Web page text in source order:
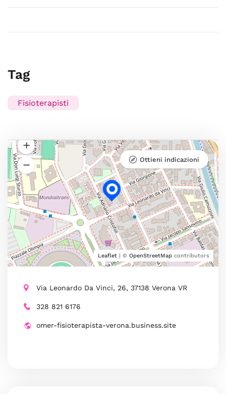
Tag
Fisioterapisti
Leaflet | © OpenStreetMap contributors
Ottieni indicazioni
Via Leonardo Da Vinci, 26, 37138 Verona VR
328 821 6176
omer-fisioterapista-verona.business.site